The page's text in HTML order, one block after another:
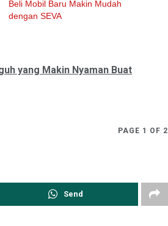
Beli Mobil Baru Makin Mudah
dengan SEVA
yang Makin Nyaman Buat
PAGE 1 OF 2
Send